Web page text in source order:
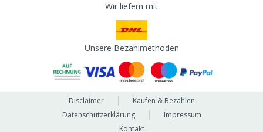
Wir liefern mit
Unsere Bezahlmethoden
Disclaimer
Kaufen & Bezahlen
Datenschutzerklärung
Impressum
Kontakt